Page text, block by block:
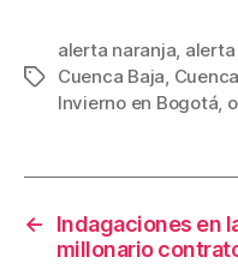
c
e
o
o
k
tt
er
ail
e
Etiquetas
alerta naranja, alerta
Cuenca Baja,
Invierno en Bogotá,
←
Indagaciones en
millonario